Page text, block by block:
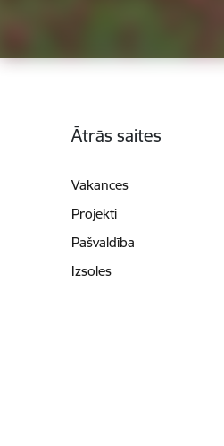
Ātrās saites
Vakances
Projekti
Pašvaldība
Izsoles